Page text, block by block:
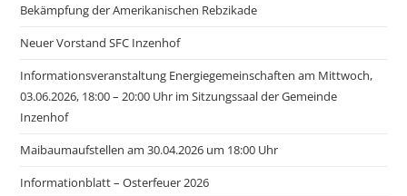
Bekämpfung der Amerikanischen Rebzikade
Neuer Vorstand SFC Inzenhof
Informationsveranstaltung Energiegemeinschaften am Mittwoch,
03.06.2026, 18:00 – 20:00 Uhr im Sitzungssaal der Gemeinde
Inzenhof
Maibaumaufstellen am 30.04.2026 um 18:00 Uhr
Informationblatt – Osterfeuer 2026